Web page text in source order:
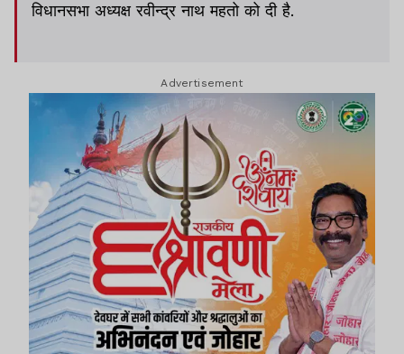
विधानसभा अध्यक्ष रवीन्द्र नाथ महतो को दी है.
Advertisement